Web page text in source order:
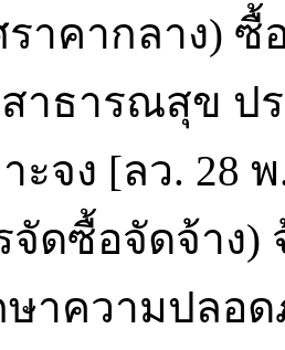
ราคากลาง)
าธารณสุข ป
ะจง [ลว. 28
จัดซื้อจัดจ้าง)
ษาความปลอ